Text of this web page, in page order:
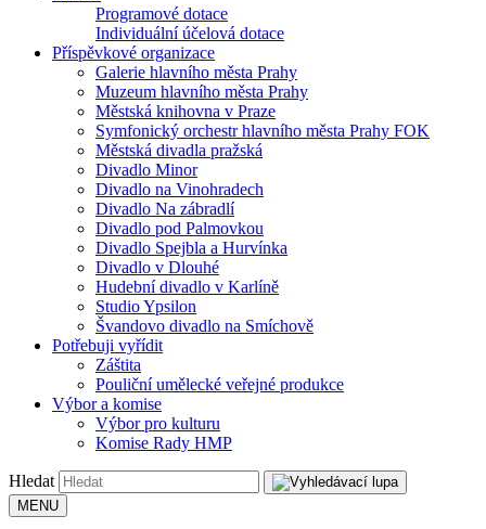
Programové dotace
Individuální účelová dotace
Příspěvkové organizace
Galerie hlavního města Prahy
Muzeum hlavního města Prahy
Městská knihovna v Praze
Symfonický orchestr hlavního města Prahy FOK
Městská divadla pražská
Divadlo Minor
Divadlo na Vinohradech
Divadlo Na zábradlí
Divadlo pod Palmovkou
Divadlo Spejbla a Hurvínka
Divadlo v Dlouhé
Hudební divadlo v Karlíně
Studio Ypsilon
Švandovo divadlo na Smíchově
Potřebuji vyřídit
Záštita
Pouliční umělecké veřejné produkce
Výbor a komise
Výbor pro kulturu
Komise Rady HMP
Hledat
MENU